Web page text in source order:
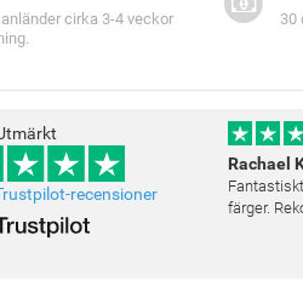
cirka 3-4 veckor
30
recensioner
Rachael
färger.